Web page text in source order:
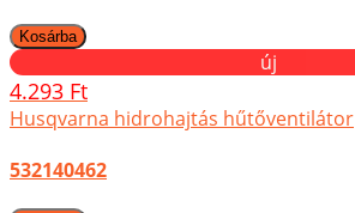
új
4.293 Ft
Husqvarna hidrohajtás hűtőventilátor
532140462